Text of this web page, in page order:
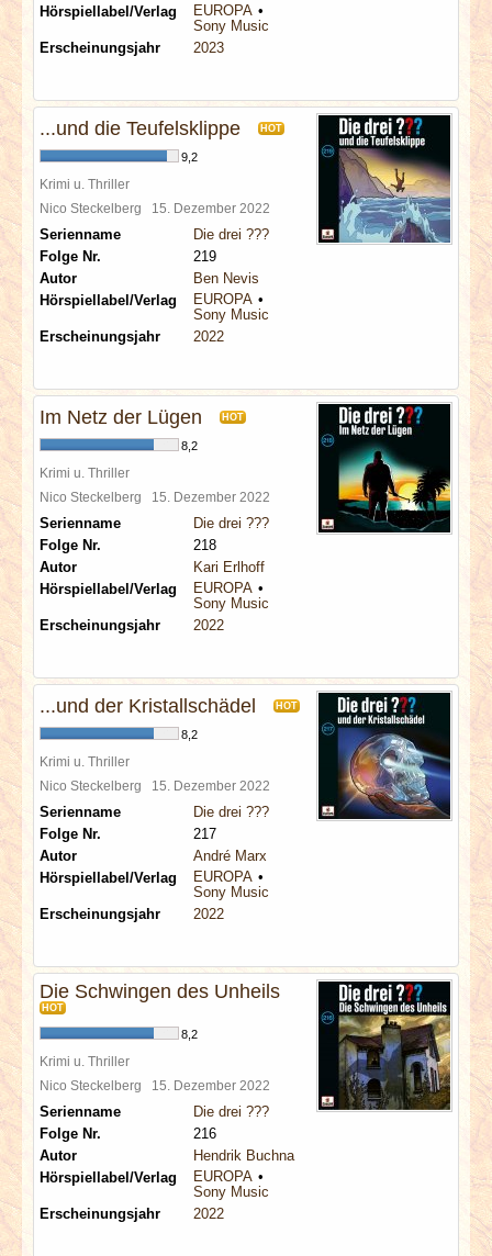
Hörspiellabel/Verlag
EUROPA
Sony Music
Erscheinungsjahr
2023
...und die Teufelsklippe HOT
9,2
Krimi u. Thriller
Nico Steckelberg 15. Dezember 2022
Serienname
Die drei ???
Folge Nr.
219
Autor
Ben Nevis
Hörspiellabel/Verlag
EUROPA
Sony Music
Erscheinungsjahr
2022
Im Netz der Lügen HOT
8,2
Krimi u. Thriller
Nico Steckelberg 15. Dezember 2022
Serienname
Die drei ???
Folge Nr.
218
Autor
Kari Erlhoff
Hörspiellabel/Verlag
EUROPA
Sony Music
Erscheinungsjahr
2022
...und der Kristallschädel HOT
8,2
Krimi u. Thriller
Nico Steckelberg 15. Dezember 2022
Serienname
Die drei ???
Folge Nr.
217
Autor
André Marx
Hörspiellabel/Verlag
EUROPA
Sony Music
Erscheinungsjahr
2022
Die Schwingen des Unheils
HOT
8,2
Krimi u. Thriller
Nico Steckelberg 15. Dezember 2022
Serienname
Die drei ???
Folge Nr.
216
Autor
Hendrik Buchna
Hörspiellabel/Verlag
EUROPA
Sony Music
Erscheinungsjahr
2022